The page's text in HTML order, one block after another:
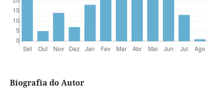
Biografia do Autor